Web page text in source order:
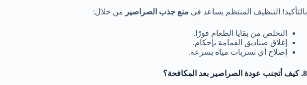
بالتأكيد! التنظيف المنتظم يساعد في منع جذب الصراصير من خلال:
التخلص من بقايا الطعام فورًا.
إغلاق صناديق القمامة بإحكام.
إصلاح أي تسربات مياه بسرعة.
8. كيف أتجنب عودة الصراصير بعد المكافحة؟